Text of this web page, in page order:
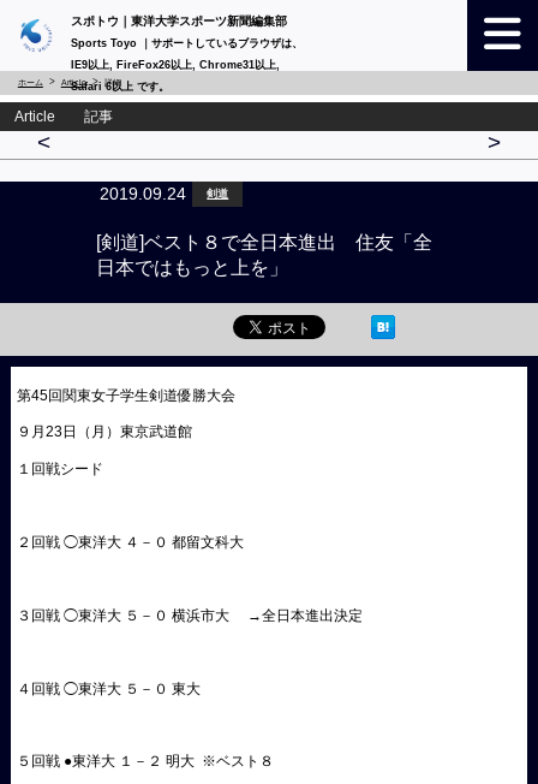
スポトウ｜東洋大学スポーツ新聞編集部
Sports Toyo ｜サポートしているブラウザは、
IE9以上, FireFox26以上, Chrome31以上,
Safari 6以上 です。
ホーム Article 詳細
Article 記事
< >
2019.09.24 剣道
[剣道]ベスト８で全日本進出 住友「全
日本ではもっと上を」
第45回関東女子学生剣道優勝大会
９月23日（月）東京武道館
１回戦シード
２回戦 ◯東洋大 ４－０ 都留文科大
３回戦 ◯東洋大 ５－０ 横浜市大 →全日本進出決定
４回戦 ◯東洋大 ５－０ 東大
５回戦 ●東洋大 １－２ 明大 ※ベスト８